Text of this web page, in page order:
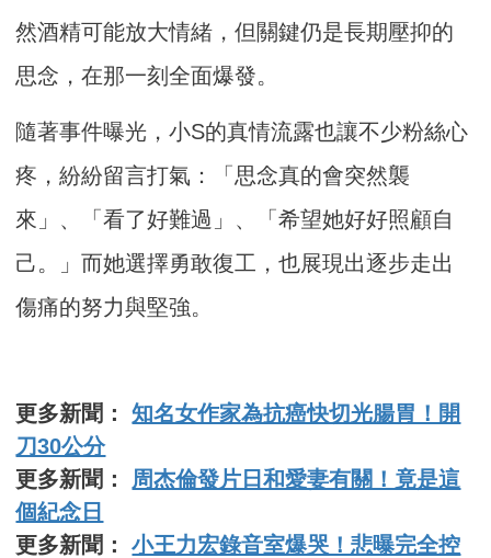
然酒精可能放大情緒，但關鍵仍是長期壓抑的
思念，在那一刻全面爆發。
隨著事件曝光，小S的真情流露也讓不少粉絲心
疼，紛紛留言打氣：「思念真的會突然襲
來」、「看了好難過」、「希望她好好照顧自
己。」而她選擇勇敢復工，也展現出逐步走出
傷痛的努力與堅強。
更多新聞：知名女作家為抗癌快切光腸胃！開
刀30公分
更多新聞： 周杰倫發片日和愛妻有關！竟是這
個紀念日
更多新聞：小王力宏錄音室爆哭！悲曝完全控